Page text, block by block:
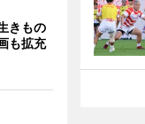
きもの
も拡充